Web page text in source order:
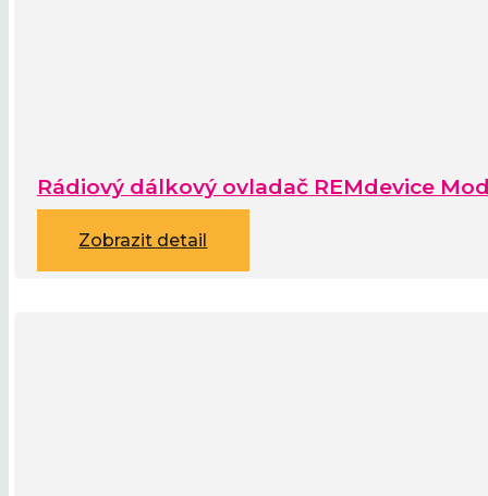
Rádiový dálkový ovladač REMdevice
Zobrazit detail